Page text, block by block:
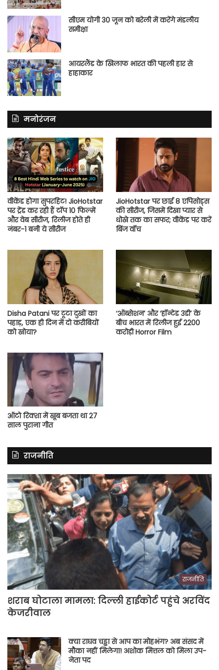
सीएम योगी 30 जून को बरेली में करेंगे मंडलीय
समीक्षा
आयरलैंड के खिलाफ भारत की पहली हार से
हाहाकार
मनोरंजन
वीकेंड होगा सुपरहिट! JioHotstar
पर ट्रेंड कर रही हैं टॉप 10 फिल्में
और वेब सीरीज, रिलीज होते ही
नंबर-1 बनी ये सीरीज
JioHotstar पर छाई 8 एपिसोड्स
की सीरीज, जिसमें दिखा प्यार से
धोखे तक का सफर; वीकेंड पर करें
बिंज वॉच
Disha Patani पर टूटा दुखों का
पहाड़, एक ही दिन में दो करीबियों
को खोया?
‘ऑब्सेशन’ और ‘हॉन्टेड 3डी’ के
बीच भारत में रिलीज हुई 2200
करोड़ी Horror Film
ऑटो रिक्शा में खूब बजता था 27
साल पुराना गीत
राजनीति
राजनीति
शराब घोटाला मामला: दिल्ली हाईकोर्ट पहुंचे अरविंद
केजरीवाल
क्या राघव चड्ढा से आप का मोहभंग? अब संसद में
मौका नहीं मिलेगा! अशोक मित्तल को मिला उप-
नेता पद